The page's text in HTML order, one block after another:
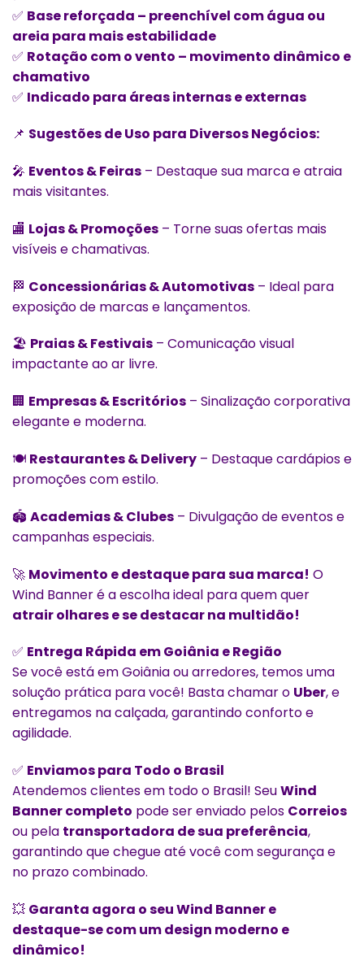
✅ Base reforçada – preenchível com água ou
areia para mais estabilidade
✅ Rotação com o vento – movimento dinâmico e
chamativo
✅ Indicado para áreas internas e externas
📌 Sugestões de Uso para Diversos Negócios:
🎤 Eventos & Feiras – Destaque sua marca e atraia
mais visitantes.
🏬 Lojas & Promoções – Torne suas ofertas mais
visíveis e chamativas.
🏁 Concessionárias & Automotivas – Ideal para
exposição de marcas e lançamentos.
🏖️ Praias & Festivais – Comunicação visual
impactante ao ar livre.
🏢 Empresas & Escritórios – Sinalização corporativa
elegante e moderna.
🍽️ Restaurantes & Delivery – Destaque cardápios e
promoções com estilo.
🏟️ Academias & Clubes – Divulgação de eventos e
campanhas especiais.
🚀 Movimento e destaque para sua marca! O
Wind Banner é a escolha ideal para quem quer
atrair olhares e se destacar na multidão!
✅ Entrega Rápida em Goiânia e Região
Se você está em Goiânia ou arredores, temos uma
solução prática para você! Basta chamar o Uber, e
entregamos na calçada, garantindo conforto e
agilidade.
✅ Enviamos para Todo o Brasil
Atendemos clientes em todo o Brasil! SeuWind
Banner completo pode ser enviado pelos Correios
ou pela transportadora de sua preferência,
garantindo que chegue até você com segurança e
no prazo combinado.
💥 Garanta agora o seu Wind Banner e
destaque-se com um design moderno e
dinâmico!